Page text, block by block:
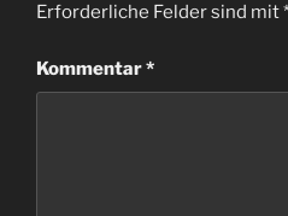
Erforderliche Felder sind mit
Kommentar*